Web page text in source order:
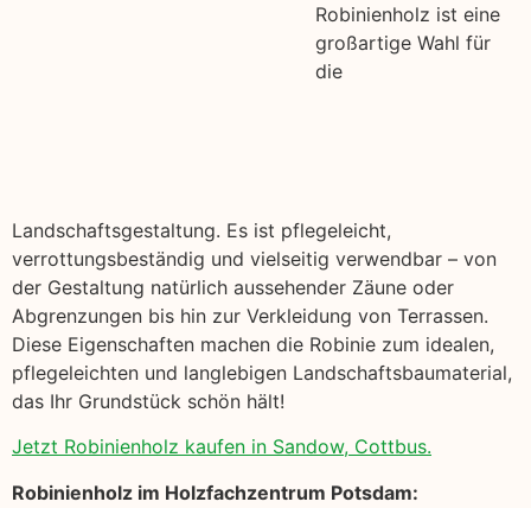
Robinienholz ist eine
großartige Wahl für
die
Landschaftsgestaltung. Es ist pflegeleicht,
verrottungsbeständig und vielseitig verwendbar – von
der Gestaltung natürlich aussehender Zäune oder
Abgrenzungen bis hin zur Verkleidung von Terrassen.
Diese Eigenschaften machen die Robinie zum idealen,
pflegeleichten und langlebigen Landschaftsbaumaterial,
das Ihr Grundstück schön hält!
Jetzt Robinienholz kaufen in Sandow, Cottbus.
Robinienholz im Holzfachzentrum Potsdam: